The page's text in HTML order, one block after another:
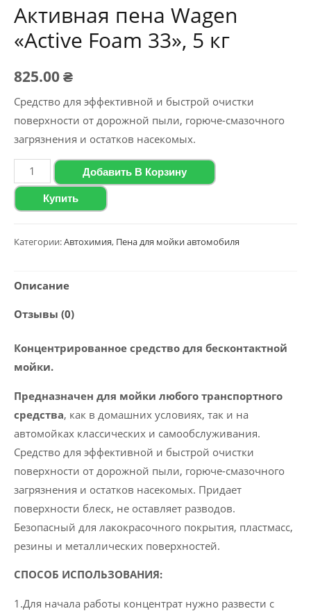
Активная пена Wagen
«Active Foam 33», 5 кг
825.00₴
Средство для эффективной и быстрой очистки
поверхности от дорожной пыли, горюче-смазочного
загрязнения и остатков насекомых.
Количество
товара
Активная
Wagen
Foam
5
Добавить В Корзину
Купить
Категории:Автохимия, Пена для мойки автомобиля
Описание
Отзывы (0)
Концентрированное средство для бесконтактной
мойки.
Предназначен для мойки любого транспортного
средства, как в домашних условиях, так и на
автомойках классических и самообслуживания.
Средство для эффективной и быстрой очистки
поверхности от дорожной пыли, горюче-смазочного
загрязнения и остатков насекомых. Придает
поверхности блеск, не оставляет разводов.
Безопасный для лакокрасочного покрытия, пластмасс,
резины и металлических поверхностей.
СПОСОБ ИСПОЛЬЗОВАНИЯ:
1.Для начала работы концентрат нужно развести с